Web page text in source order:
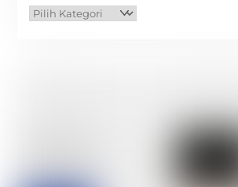
Kategori